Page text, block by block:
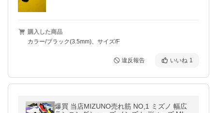
購入した商品
カラー/ブラック(3.5mm)、サイズ/F
違反報告 いいね 1
爆買 当店MIZUNO売れ筋 NO,1 ミズノ 幅広